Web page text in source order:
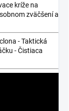
kríže na
zväčšení a
- Taktická
- Čistiaca